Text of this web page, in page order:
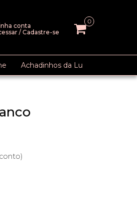
conta
/ Cadastre-se
0
Achadinhos da Lu